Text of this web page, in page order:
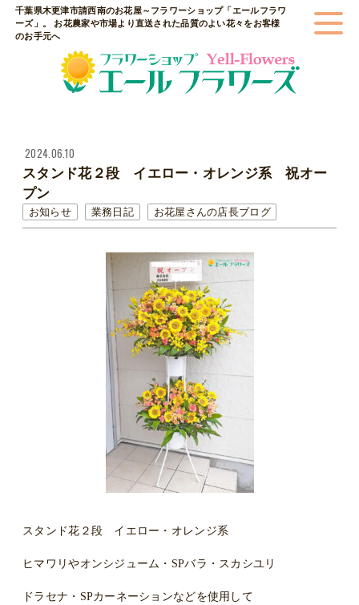
千葉県木更津市請西南のお花屋～フラワーショップ「エールフラワ
ーズ」。 お花農家や市場より直送された品質のよい花々をお客様
のお手元へ
2024.06.10
スタンド花２段 イエロー・オレンジ系 祝オー
プン
お知らせ 業務日記 お花屋さんの店長ブログ
スタンド花２段 イエロー・オレンジ系
ヒマワリやオンシジューム・SPバラ・スカシユリ
ドラセナ・SPカーネーションなどを使用して